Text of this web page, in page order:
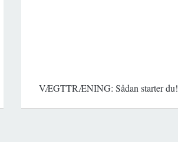
VÆGTTRÆNING: Sådan starter du!